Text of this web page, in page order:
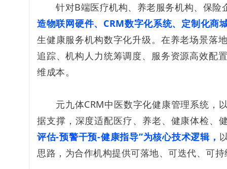
针对B端医疗机构、养老服务机构、保
造物联网硬件、CRM数字化系统、定制化商
生健康服务机构数字化升级。在养老场景落
追踪、机构人力统筹调度、服务资源高效配
维成本。
元九体CRM中医数字化健康管理系统，
据支撑，深度适配医疗、养老、健康体检、
评估-预警干预-健康指导”为核心技术逻辑，
思路，为合作机构提供可落地、可迭代、可